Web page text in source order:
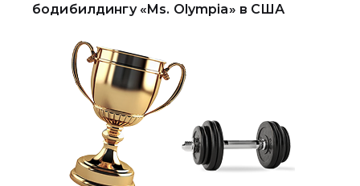
бодибилдингу «Ms. Olympia» в США